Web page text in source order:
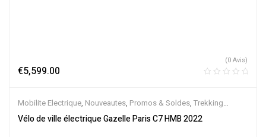
€5,599.00
(0 Avis)
Mobilite Electrique, Nouveautes, Promos & Soldes, Trekking
électrique,Vélo électrique ville,Velos Electriques,VTC Electrique
Vélo de ville électrique Gazelle Paris C7 HMB 2022